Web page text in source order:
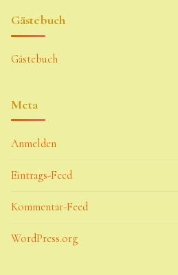
Gästebuch
Gästebuch
Meta
Anmelden
Eintrags-Feed
Kommentar-Feed
WordPress.org